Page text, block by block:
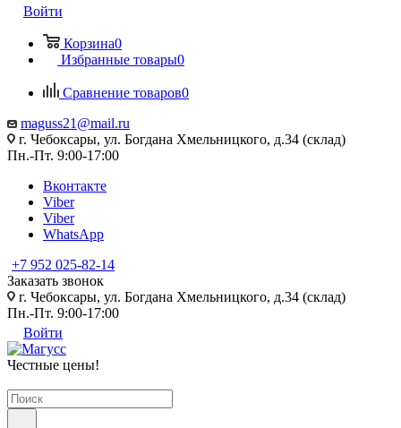
Войти
Корзина0
Избранные товары0
Сравнение товаров0
maguss21@mail.ru
г. Чебоксары, ул. Богдана Хмельницкого, д.34 (склад)
Пн.-Пт. 9:00-17:00
Вконтакте
Viber
Viber
WhatsApp
+7 952 025-82-14
Заказать звонок
г. Чебоксары, ул. Богдана Хмельницкого, д.34 (склад)
Пн.-Пт. 9:00-17:00
Войти
Честные цены!